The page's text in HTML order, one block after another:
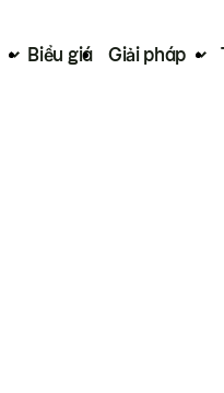
Biểu giá Giải pháp